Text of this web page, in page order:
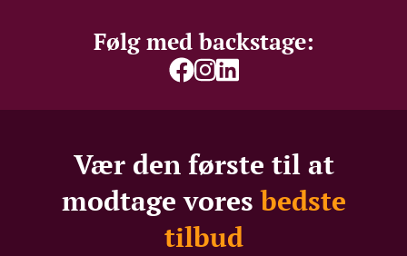
Følg med backstage:
Vær den første til at
modtage voresbedste
tilbud